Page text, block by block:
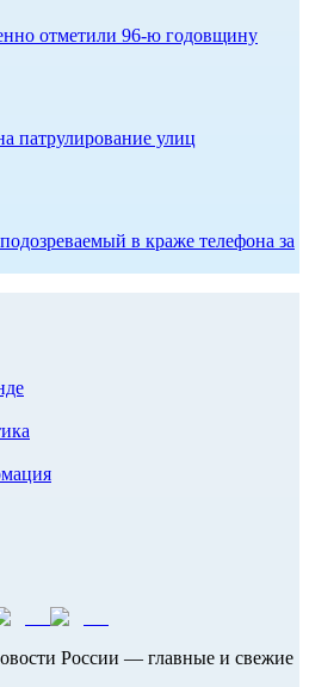
отметили 96-ю годовщину
улиц
в краже телефона за
России — главные и свежие